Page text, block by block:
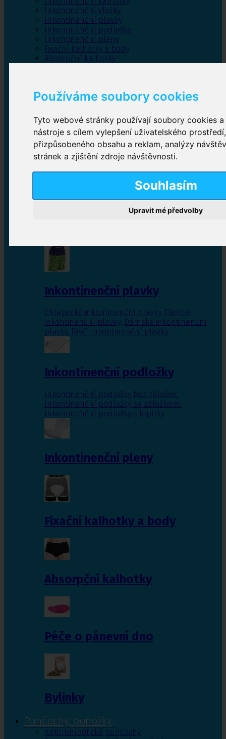
Používáme soubory cookies
Tyto webové stránky používají soubory cookies
nástroje s cílem vylepšení uživatelského
přizpůsobeného obsahu a reklam, analýzy
stránek a zjištění zdroje návštěvnosti.
Souhlasím
Upravit mé předvolby
Inkontinenční vložky
Inkontinenční plavky
Inkontinenční podložky
Inkontinenční pleny
Fixační kalhotky a body
Absorpční kalhotky
Inkontinenční kalhotky
Plenkové kalhotky navlékací,Plenkové kalhotky
zalepovací,Inkontinenční kalhotky dámské
Inkontinenční vložky
Inkontinenční plavky
Chlapecké inkontinenční plavky, Pánské
inkontinenční plavky, Dámské inkontinenční
plavky, Dívčí inkontinenční plavky
Inkontinenční podložky
Inkontinenční podložky bez záložek,
Inkontinenční podložky se záložkami,
Inkontinenční podložky s lepítky
Inkontinenční pleny
Fixační kalhotky a body
Absorpční kalhotky
Péče o pánevní dno
Bylinky
Punčochy, ponožky
Antitrombotické punčochy